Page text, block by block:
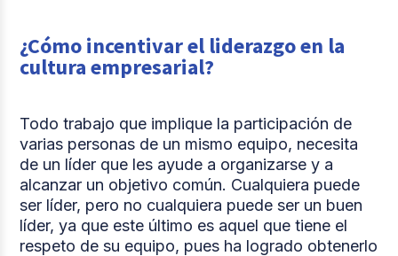
¿Cómo incentivar el liderazgo en la
cultura empresarial?
Todo trabajo que implique la participación de
varias personas de un mismo equipo, necesita
de un líder que les ayude a organizarse y a
alcanzar un objetivo común. Cualquiera puede
ser líder, pero no cualquiera puede ser un buen
líder, ya que este último es aquel que tiene el
respeto de su equipo, pues ha logrado obtenerlo